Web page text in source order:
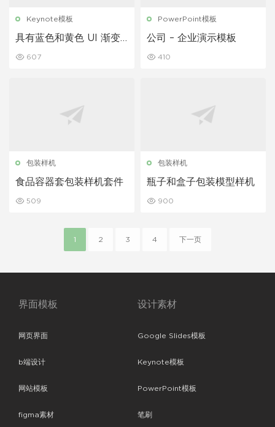
Keynote模板
具有蓝色和黄色 UI 渐变
板
607
PowerPoint模板
公司 – 企业演示模板
410
包装样机
食品容器套包装样机套件
509
包装样机
瓶子和盒子包装模型样机
900
1 2 3 4 下一页
界面模板
网页界面
b端设计
网站模板
figma素材
设计素材
Google Slides模板
Keynote模板
PowerPoint模板
笔刷